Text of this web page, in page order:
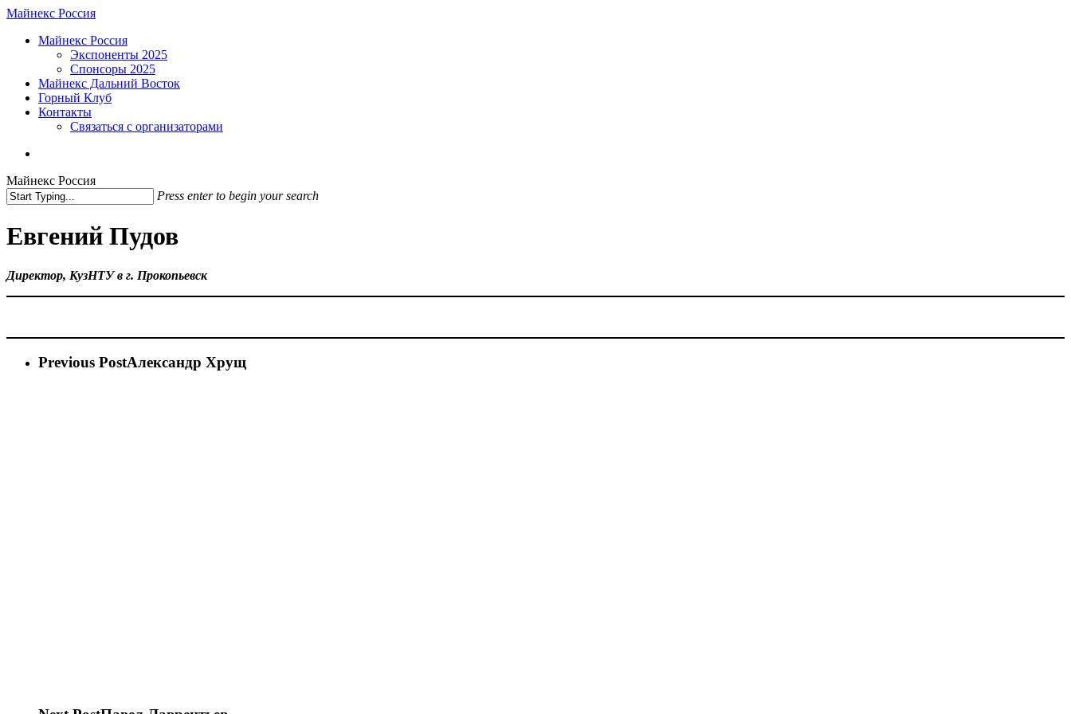
Skip
main
Майнекс Россия
Menu
Майнекс Россия
Экспоненты 2025
Спонсоры 2025
Майнекс Дальний Восток
Горный Клуб
Контакты
Связаться с организаторами
Майнекс Россия
Press enter to begin your search
Search
Евгений Пудов
Директор, КузНТУ в г. Прокопьевск
Previous PostАлександр Хрущ